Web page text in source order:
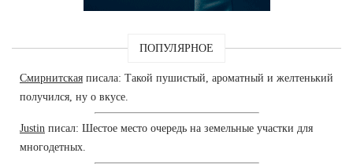
ПОПУЛЯРНОЕ
Смирнитская писала: Такой пушистый, ароматный и желтенький
получился, ну о вкусе.
Justin писал: Шестое место очередь на земельные участки для
многодетных.